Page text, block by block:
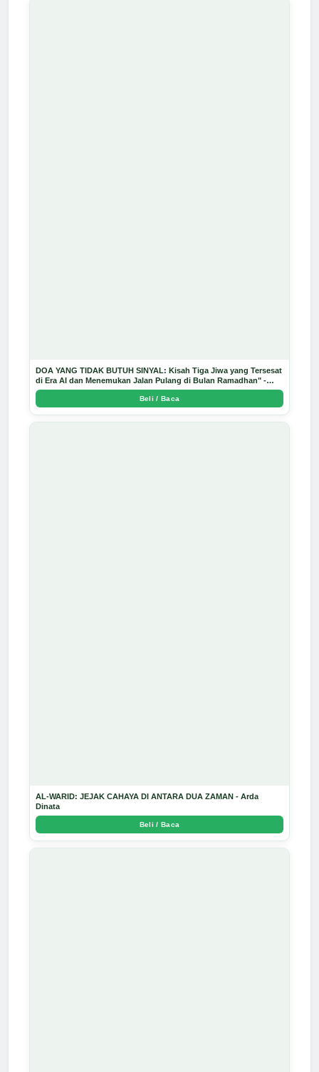
DOA YANG TIDAK BUTUH SINYAL: Kisah Tiga Jiwa yang Tersesat
di Era AI dan Menemukan Jalan Pulang di Bulan Ramadhan" -
Arda Dinata
Beli / Baca
AL-WARID: JEJAK CAHAYA DI ANTARA DUA ZAMAN - Arda
Dinata
Beli / Baca